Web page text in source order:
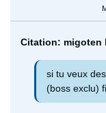
Citation: migoten
si tu veux
(boss exclu)